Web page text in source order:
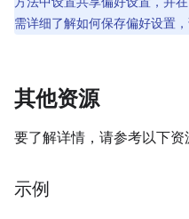
需详细了解如何保存偏好设置
其他资源
要了解详情，请参考以下资
示例